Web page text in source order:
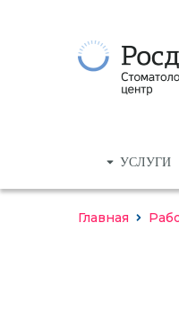
УСЛУГИ
Главная